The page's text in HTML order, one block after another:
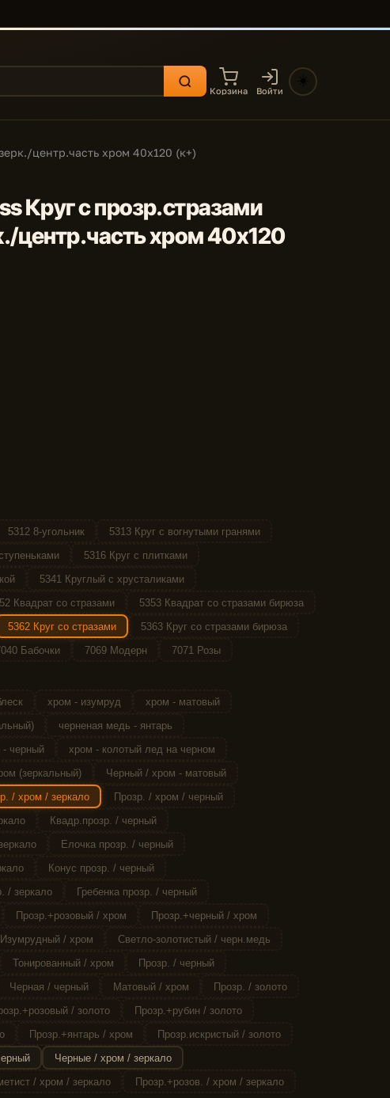
Корзина Войти
центр.часть хром 40x120 (к+)
Круг с прозр.стразами
центр.часть хром 40x120
5312 8-угольник
5313 Круг с вогнутыми гранями
5316 Круг с плитками
5341 Круглый с хрусталиками
Квадрат со стразами
5353 Квадрат со стразами бирюза
5362 Круг со стразами
5363 Круг со стразами бирюза
Бабочки 7069 Модерн 7071 Розы
хром - изумруд
хром - матовый
черненая медь - янтарь
- черный
хром - колотый лед на черном
(зеркальный)
Черный / хром - матовый
/ хром / зеркало
Прозр. / хром / черный
Квадр.прозр. / черный
Елочка прозр. / черный
Конус прозр. / черный
/ зеркало
Гребенка прозр. / черный
Прозр.+розовый / хром
Прозр.+черный / хром
Изумрудный / хром
Светло-золотистый / черн.медь
Тонированный / хром
Прозр. / черный
Черная / черный Матовый / хром
Прозр. / золото
/ золото
Прозр.+рубин / золото
Прозр.+янтарь / хром
Прозр.искристый / золото
Черные / хром / зеркало
/ хром / зеркало
Прозр.+розов. / хром / зеркало